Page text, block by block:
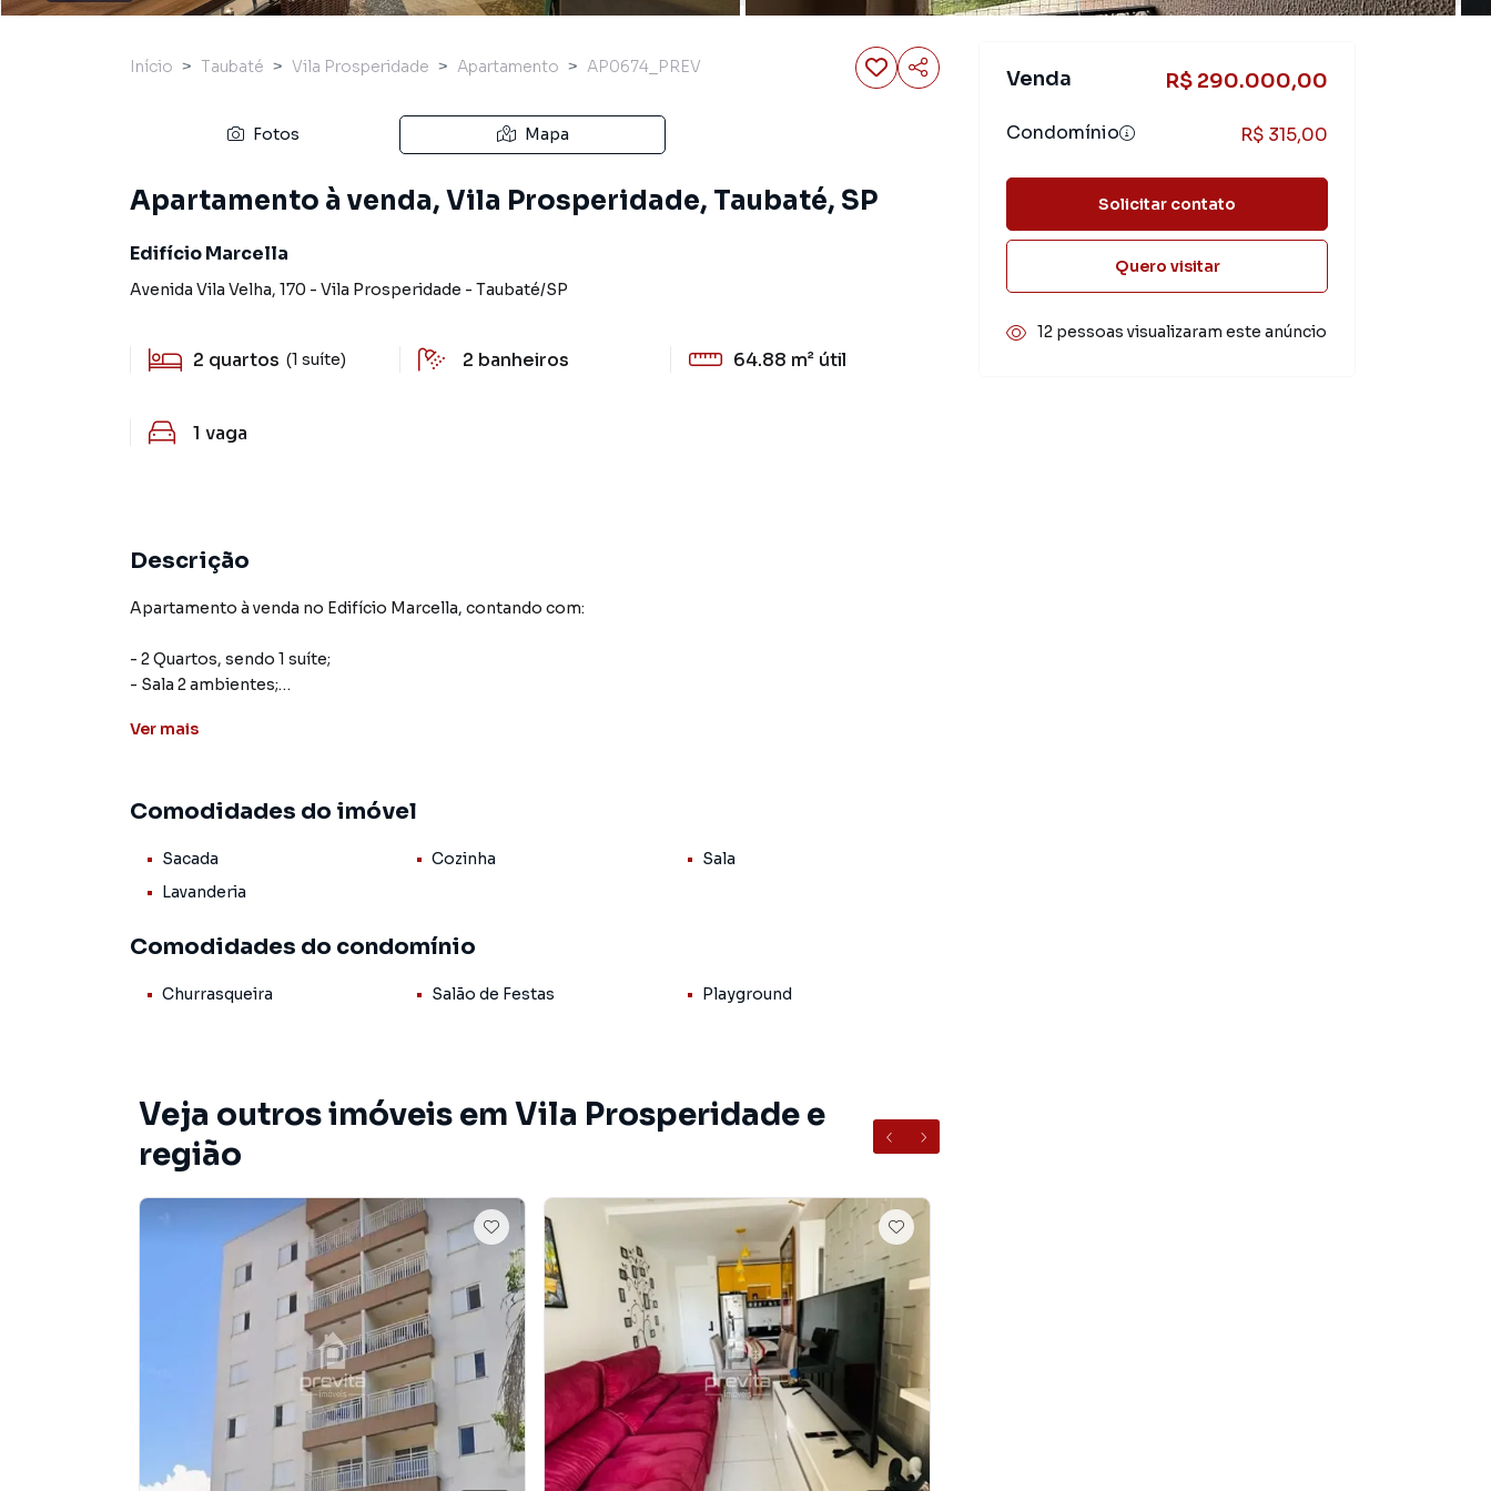
Início Taubaté Vila Prosperidade Apartamento AP0674_PREV
Fotos Mapa
Apartamento à venda, Vila Prosperidade, Taubaté, SP
Edifício Marcella
Avenida Vila Velha, 170 - Vila Prosperidade - Taubaté/SP
2 quartos (1 suíte) 2 banheiros 64.88 m² útil
1 vaga
Descrição
Apartamento à venda no Edifício Marcella, contando com:
- 2 Quartos, sendo 1 suíte;
- Sala 2 ambientes;
- Cozinha;
- Portaria remota 24hrs;
- Playground;
Apartamento para Venda em região valorizada do bairro Vila Prosperidade, em Taubaté. Não
encontrou o que procurava ou deseja mais informações sobre Apartamento em Taubaté? Entre em
contato com nossa equipe pelo telefone (12) 99627-0879.
A Previta Imóveis tem mais opções de apartamentos, casas residenciais e comerciais, sobrados,
terrenos, lojas e barracões para venda ou locação, além de empreendimentos em construção ou
lançamentos na planta em Vila Prosperidade e em outras regiões de Taubaté. Aqui você encontra
milhares de ofertas para encontrar o imóvel que mais combina com seu estilo de vida.
Negocie seu imóvel de forma totalmente online, com segurança e tranquilidade. Na Previta Imóveis
você consegue comprar ou alugar um imóvel em Taubaté mesmo não estando na cidade e com a
praticidade de fazer tudo online, direto do seu computador ou smartphone. Nós criamos soluções
inovadoras para simplificar a relação de proprietários, inquilinos e compradores com o mercado
Ver mais
Comodidades do imóvel
Sacada Cozinha
Sala
Lavanderia
Comodidades do condomínio
Churrasqueira Salão de Festas Playground
Veja outros imóveis em Vila Prosperidade e
região
Venda R$ 290.000,00
Condomínio R$ 315,00
Solicitar contato
Quero visitar
12 pessoas visualizaram este anúncio